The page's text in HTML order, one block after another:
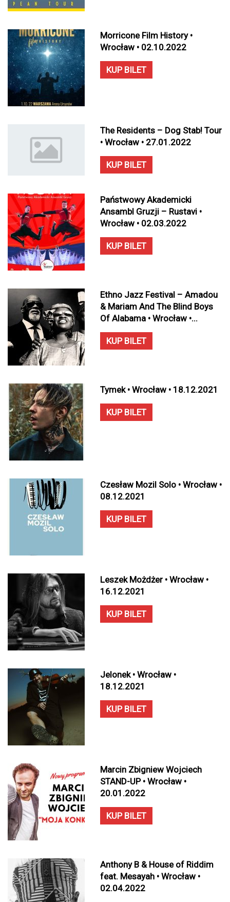
Morricone Film History •
Wrocław • 02.10.2022
KUP BILET
The Residents – Dog Stab! Tour
• Wrocław • 27.01.2022
KUP BILET
Państwowy Akademicki
Ansambl Gruzji – Rustavi •
Wrocław • 02.03.2022
KUP BILET
Ethno Jazz Festival – Amadou
& Mariam And The Blind Boys
Of Alabama • Wrocław •...
KUP BILET
Tymek • Wrocław • 18.12.2021
KUP BILET
Czesław Mozil Solo • Wrocław •
08.12.2021
KUP BILET
Leszek Możdżer • Wrocław •
16.12.2021
KUP BILET
Jelonek • Wrocław •
18.12.2021
KUP BILET
Marcin Zbigniew Wojciech
STAND-UP • Wrocław •
20.01.2022
KUP BILET
Anthony B & House of Riddim
feat. Mesayah • Wrocław •
02.04.2022